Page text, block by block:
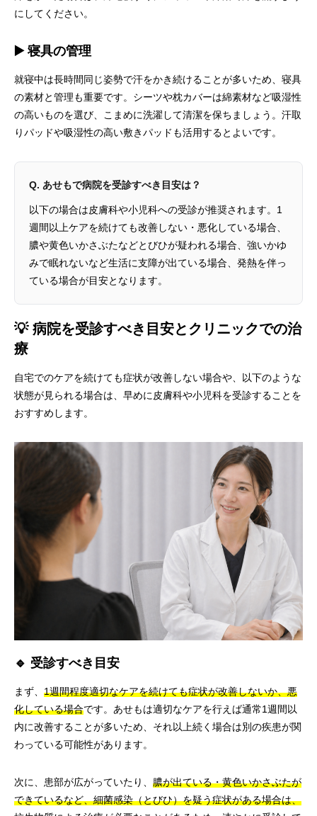
にしてください。
▶️ 寝具の管理
就寝中は長時間同じ姿勢で汗をかき続けることが多いため、寝具
の素材と管理も重要です。シーツや枕カバーは綿素材など吸湿性
の高いものを選び、こまめに洗濯して清潔を保ちましょう。汗取
りパッドや吸湿性の高い敷きパッドも活用するとよいです。
Q. あせもで病院を受診すべき目安は？
以下の場合は皮膚科や小児科への受診が推奨されます。1
週間以上ケアを続けても改善しない・悪化している場合、
膿や黄色いかさぶたなどとびひが疑われる場合、強いかゆ
みで眠れないなど生活に支障が出ている場合、発熱を伴っ
ている場合が目安となります。
💡 病院を受診すべき目安とクリニックでの治
療
自宅でのケアを続けても症状が改善しない場合や、以下のような
状態が見られる場合は、早めに皮膚科や小児科を受診することを
おすすめします。
🔹 受診すべき目安
まず、 1週間程度適切なケアを続けても症状が改善しないか、悪
化している場合です。あせもは適切なケアを行えば通常1週間以
内に改善することが多いため、それ以上続く場合は別の疾患が関
わっている可能性があります。
次に、患部が広がっていたり、 膿が出ている・黄色いかさぶたが
できているなど、細菌感染（とびひ）を疑う症状がある場合は、